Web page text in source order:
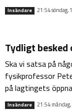
Insändare 21:54 söndag,
Tydligt
Ska vi satsa på
fysikprofessor
på lagtingets
Insändare 21:54